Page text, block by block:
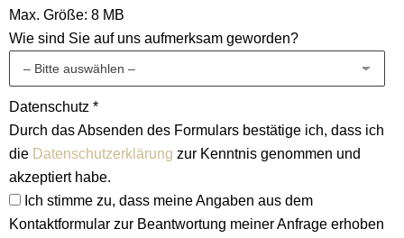
Max. Größe: 8 MB
Wie sind Sie auf uns aufmerksam geworden?
Datenschutz *
Durch das Absenden des Formulars bestätige ich, dass ich
die Datenschutzerklärung zur Kenntnis genommen und
akzeptiert habe.
Ich stimme zu, dass meine Angaben aus dem
Kontaktformular zur Beantwortung meiner Anfrage erhoben